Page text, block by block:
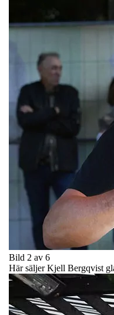
Bild 2 av 6
Här säljer Kjell Bergqvist